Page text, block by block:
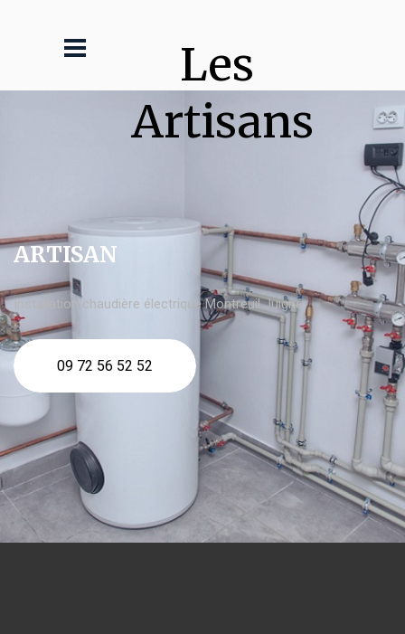
Les
Artisans
ARTISAN
Installation chaudière électrique Montreuil Juigné
09 72 56 52 52